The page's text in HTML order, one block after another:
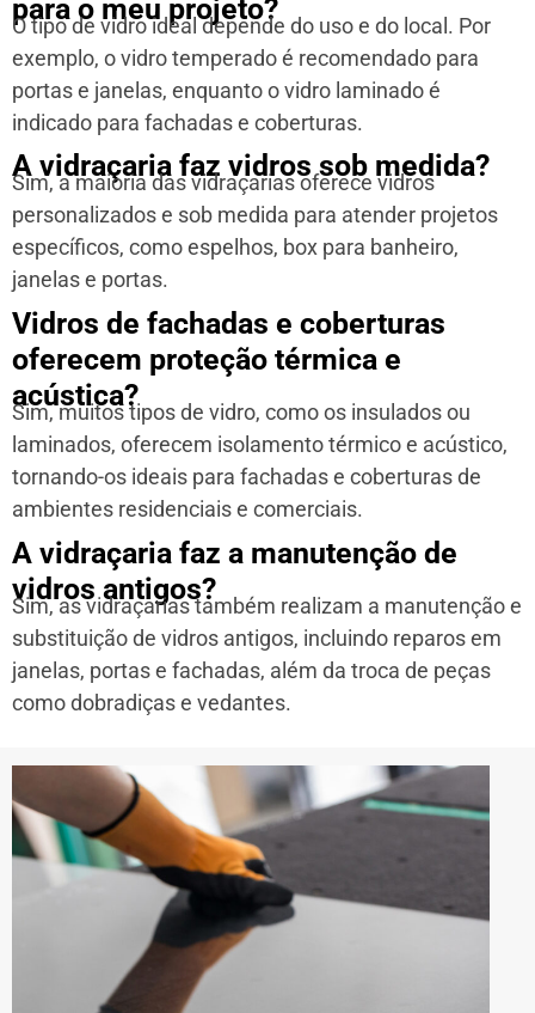
para o meu projeto?
O tipo de vidro ideal depende do uso e do local. Por
exemplo, o vidro temperado é recomendado para
portas e janelas, enquanto o vidro laminado é
indicado para fachadas e coberturas.
A vidraçaria faz vidros sob medida?
Sim, a maioria das vidraçarias oferece vidros
personalizados e sob medida para atender projetos
específicos, como espelhos, box para banheiro,
janelas e portas.
Vidros de fachadas e coberturas
oferecem proteção térmica e
acústica?
Sim, muitos tipos de vidro, como os insulados ou
laminados, oferecem isolamento térmico e acústico,
tornando-os ideais para fachadas e coberturas de
ambientes residenciais e comerciais.
A vidraçaria faz a manutenção de
vidros antigos?
Sim, as vidraçarias também realizam a manutenção e
substituição de vidros antigos, incluindo reparos em
janelas, portas e fachadas, além da troca de peças
como dobradiças e vedantes.